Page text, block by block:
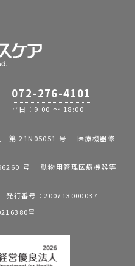
072-276-4101
平日：9:00 ～ 18:00
可 第 21N05051 号 医療機器修
号 動物用管理医療機器等
発行番号：200713000037
号